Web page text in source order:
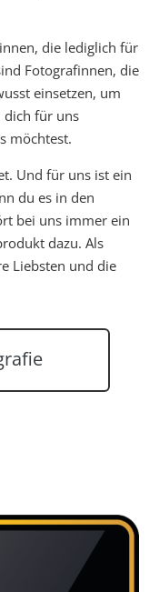
die lediglich für
Fotografinnen, die
einsetzen, um
dich für uns
möchtest.
Und für uns ist ein
du es in den
bei uns immer ein
dazu. Als
Liebsten und die